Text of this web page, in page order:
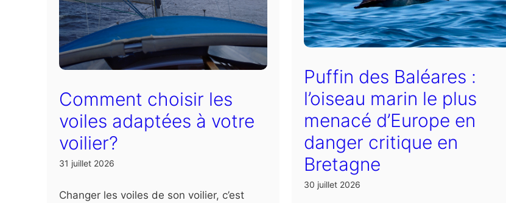
Comment choisir les
voiles adaptées à votre
voilier?
31 juillet 2026
Changer les voiles de son voilier, c’est
Puffin des Baléares :
l’oiseau marin le plus
menacé d’Europe en
danger critique en
Bretagne
30 juillet 2026